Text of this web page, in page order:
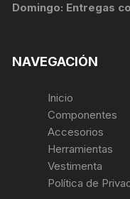
Domingo: Entregas
NAVEGACIÓN
Inicio
Componentes
Accesorios
Herramientas
Vestimenta
Política de